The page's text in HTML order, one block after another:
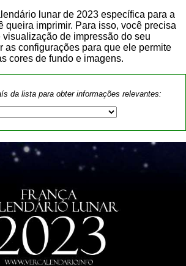
lunar de 2023 específica para a
queira imprimir. Para isso, você precisa
visualização de impressão do seu
as configurações para que ele permite
cores de fundo e imagens.
da lista para obter informações relevantes: